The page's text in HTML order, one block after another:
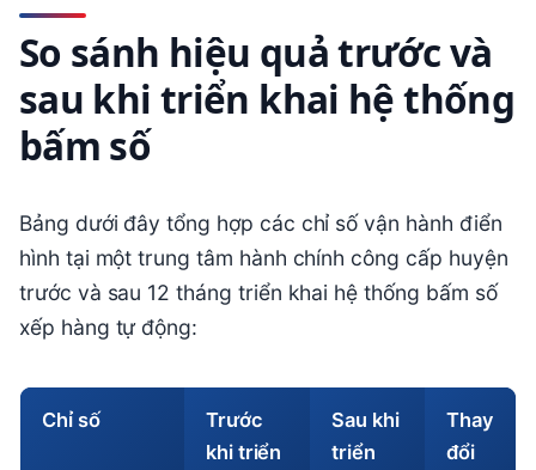
So sánh hiệu quả trước và
sau khi triển khai hệ thống
bấm số
Bảng dưới đây tổng hợp các chỉ số vận hành điển
hình tại một trung tâm hành chính công cấp huyện
trước và sau 12 tháng triển khai hệ thống bấm số
xếp hàng tự động:
Chỉ số
Trước
khi triển
Sau khi
triển
Thay
đổi